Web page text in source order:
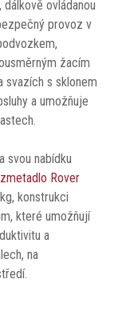
, dálkově ovládanou
provoz v
žacím
svazích s sklonem
a umožňuje
svou nabídku
Rover
konstrukci
které umožňují
a
na